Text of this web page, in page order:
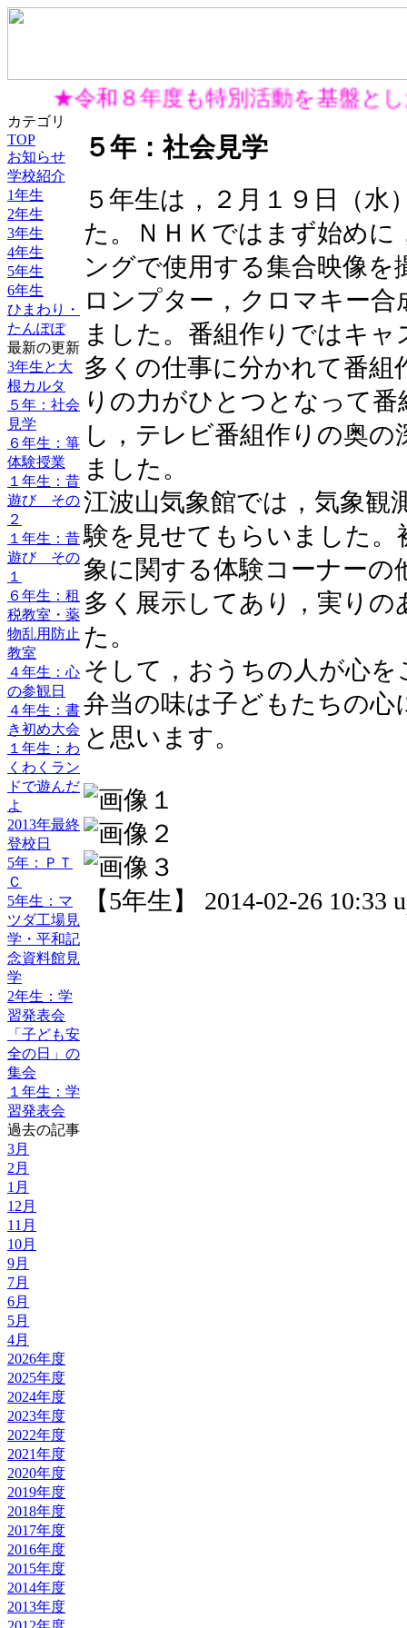
★令和８年度も特別活動を基盤と
カテゴリ
TOP
お知らせ
学校紹介
1年生
2年生
3年生
4年生
5年生
6年生
ひまわり・
たんぽぽ
最新の更新
3年生と大
根カルタ
５年：社会
見学
６年生：箏
体験授業
１年生：昔
遊び その
２
１年生：昔
遊び その
１
６年生：租
税教室・薬
物乱用防止
教室
４年生：心
の参観日
４年生：書
き初め大会
１年生：わ
くわくラン
ドで遊んだ
よ
2013年最終
登校日
5年：ＰＴ
Ｃ
5年生：マ
ツダ工場見
学・平和記
念資料館見
学
2年生：学
習発表会
「子ども安
全の日」の
集会
１年生：学
習発表会
過去の記事
3月
2月
1月
12月
11月
10月
9月
7月
6月
5月
4月
2026年度
2025年度
2024年度
2023年度
2022年度
2021年度
2020年度
2019年度
2018年度
2017年度
2016年度
2015年度
2014年度
2013年度
５年：社会見学
５年生は，２月１９日（
た。ＮＨＫではまず始め
ングで使用する集合映像
ロンプター，クロマキー
ました。番組作りではキ
多くの仕事に分かれて番
りの力がひとつとなって
し，テレビ番組作りの奥
ました。
江波山気象館では，気象観
験を見せてもらいました。
象に関する体験コーナーの
多く展示してあり，実り
た。
そして，おうちの人が心
弁当の味は子どもたちの
と思います。
【5年生】 2014-02-26 10:33